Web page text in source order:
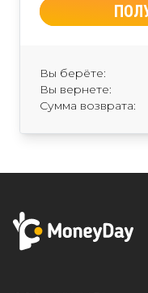
Вы берёте:
Вы вернете:
Сумма возврата: